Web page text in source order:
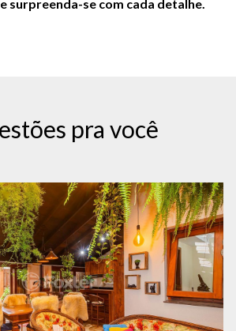
surpreenda-se com cada detalhe.
pra você